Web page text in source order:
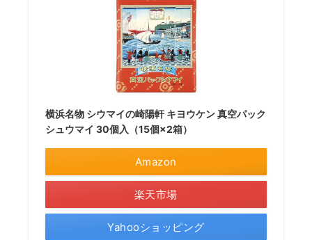
横浜名物 シウマイの崎陽軒 キヨウケン 真空パック
シュウマイ 30個入（15個×2箱）
Amazon
楽天市場
Yahooショッピング